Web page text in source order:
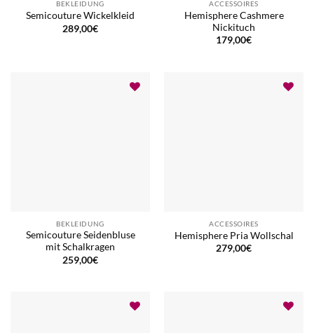
BEKLEIDUNG
Semicouture Wickelkleid
289,00€
ACCESSOIRES
Hemisphere Cashmere
Nickituch
179,00€
BEKLEIDUNG
Semicouture Seidenbluse
mit Schalkragen
259,00€
ACCESSOIRES
Hemisphere Pria Wollschal
279,00€